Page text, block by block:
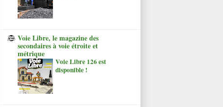
Voie Libre, le magazine des
secondaires à voie étroite et
métrique
Voie Libre 126 est
disponible !